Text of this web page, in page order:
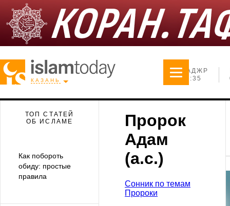
КАЗАНЬ
ФАДЖР
23:35
ТОП СТАТЕЙ
ОБ ИСЛАМЕ
Как побороть
обиду: простые
правила
Пророк
Адам
(а.с.)
Сонник по темам
Пророки